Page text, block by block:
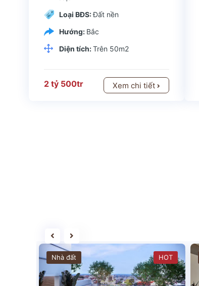
Loại BĐS:Đất nền
Hướng: Bắc
Diện tích:Trên 50m2
2 tỷ 500tr Xem chi tiết
Nhà đất HOT